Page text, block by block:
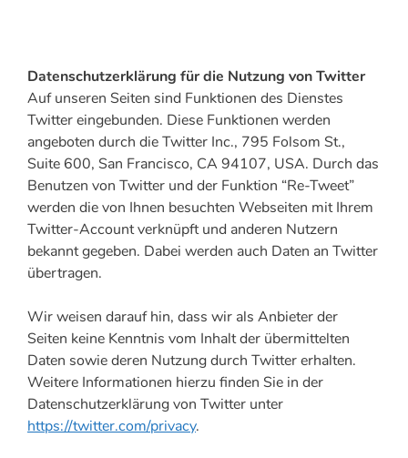
Datenschutzerklärung für die Nutzung von Twitter
Auf unseren Seiten sind Funktionen des Dienstes
Twitter eingebunden. Diese Funktionen werden
angeboten durch die Twitter Inc., 795 Folsom St.,
Suite 600, San Francisco, CA 94107, USA. Durch das
Benutzen von Twitter und der Funktion “Re-Tweet”
werden die von Ihnen besuchten Webseiten mit Ihrem
Twitter-Account verknüpft und anderen Nutzern
bekannt gegeben. Dabei werden auch Daten an Twitter
übertragen.
Wir weisen darauf hin, dass wir als Anbieter der
Seiten keine Kenntnis vom Inhalt der übermittelten
Daten sowie deren Nutzung durch Twitter erhalten.
Weitere Informationen hierzu finden Sie in der
Datenschutzerklärung von Twitter unter
https://twitter.com/privacy.